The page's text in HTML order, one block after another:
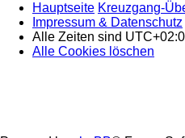
Hauptseite Kreuzgang-
Impressum & Datenschutz
Alle Zeiten sind
Alle Cookies löschen